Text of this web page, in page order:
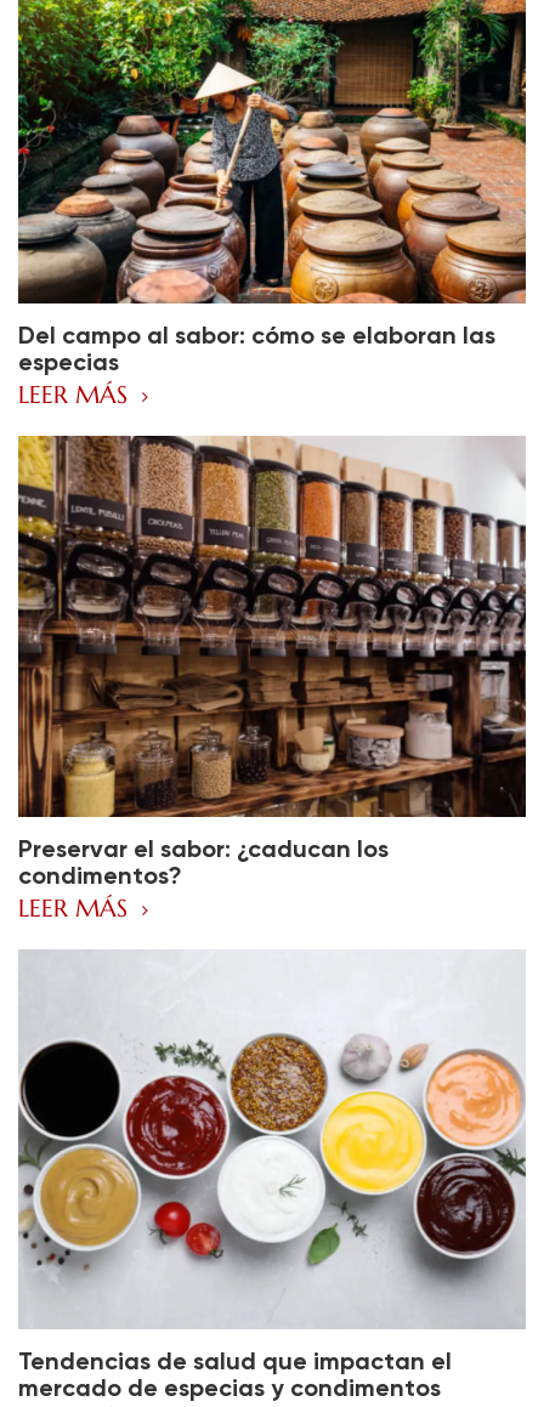
Del campo al sabor: cómo se elaboran las
especias
LEER MÁS
Preservar el sabor: ¿caducan los
condimentos?
LEER MÁS
Tendencias de salud que impactan el
mercado de especias y condimentos